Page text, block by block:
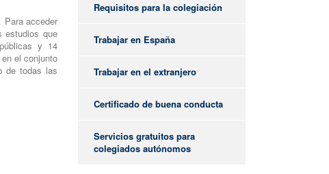
Para acceder
estudios que
y 14
el conjunto
de todas las
Requisitos para la colegiación
Trabajar en España
Trabajar en el extranjero
Certificado de buena conducta
Servicios gratuitos para
colegiados autónomos